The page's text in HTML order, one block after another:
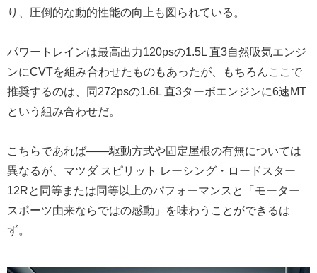
り、圧倒的な動的性能の向上も図られている。
パワートレインは最高出力120psの1.5L 直3自然吸気エンジ
ンにCVTを組み合わせたものもあったが、もちろんここで
推奨するのは、同272psの1.6L 直3ターボエンジンに6速MT
という組み合わせだ。
こちらであれば――駆動方式や固定屋根の有無については
異なるが、マツダ スピリット レーシング・ロードスター
12Rと同等または同等以上のパフォーマンスと「モーター
スポーツ由来ならではの感動」を味わうことができるは
ず。